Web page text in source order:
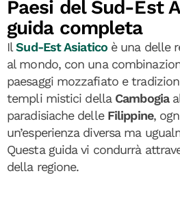
Paesi del Sud-Est
guida completa
IlSud-Est Asiaticoè una delle
al mondo, con una
paesaggi mozzafiato e
templi mistici della Cambogia
paradisiache delle Filippine,
un’esperienza diversa ma
Questa guida vi condurrà
della regione.